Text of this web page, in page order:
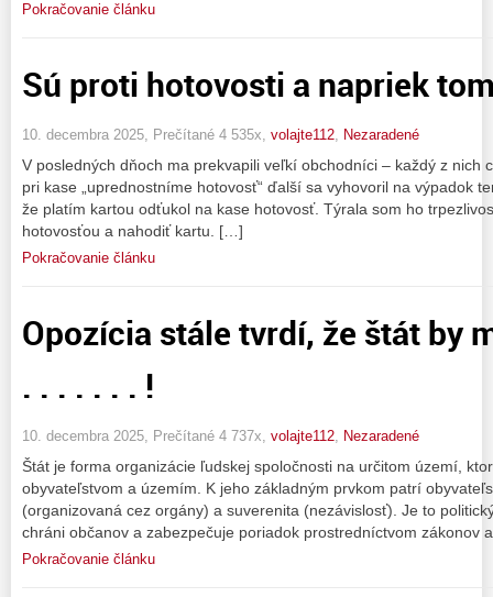
Pokračovanie článku
Sú proti hotovosti a napriek
10. decembra 2025, Prečítané 4 535x, volajte112 Nezaradené
V posledných dňoch ma prekvapili veľkí obchodníci – každý z nich
pri kase „uprednostníme hotovosť“ ďalší sa vyhovoril na výpadok
že platím kartou odťukol na kase hotovosť. Týrala som ho
hotovosťou a nahodiť kartu. […]
Pokračovanie článku
Opozícia stále tvrdí, že štát by
. . . . . . . !
10. decembra 2025, Prečítané 4 737x, volajte112 Nezaradené
Štát je forma organizácie ľudskej spoločnosti na určitom území,
obyvateľstvom a územím. K jeho základným prvkom patrí
(organizovaná cez orgány) a suverenita (nezávislosť). Je to
chráni občanov a zabezpečuje poriadok prostredníctvom zákonov
Pokračovanie článku